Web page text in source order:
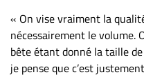
« On vise vraiment la
nécessairement le volume.
bête étant donné la taille
je pense que c’est